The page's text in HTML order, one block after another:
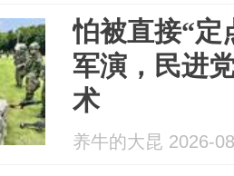
怕被直接“定
军演，民进
术
养牛的大昆 2026-